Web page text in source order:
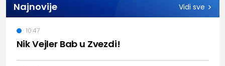
Najnovije Vidi sve
Nik Vejler Bab u Zvezdi!
10:47